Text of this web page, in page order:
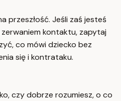
przeszłość. Jeśli zaś jesteś
kontaktu, zapytaj
co mówi dziecko bez
się i kontrataku.
czy dobrze rozumiesz, o co